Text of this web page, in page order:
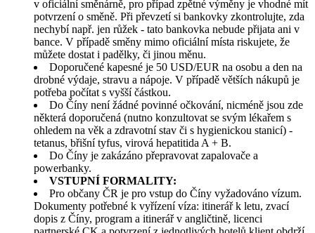
v oficiální směnárně, pro případ zpětné výměny je vhodné mít
potvrzení o směně. Při převzetí si bankovky zkontrolujte, zda
nechybí např. jen růžek - tato bankovka nebude přijata ani v
bance. V případě směny mimo oficiální místa riskujete, že
můžete dostat i padělky, či jinou měnu.
Doporučené kapesné je 50 USD/EUR na osobu a den na
drobné výdaje, stravu a nápoje. V případě větších nákupů je
potřeba počítat s vyšší částkou.
Do Číny není žádné povinné očkování, nicméně jsou zde
některá doporučená (nutno konzultovat se svým lékařem s
ohledem na věk a zdravotní stav či s hygienickou stanicí) -
tetanus, břišní tyfus, virová hepatitida A + B.
Do Číny je zakázáno přepravovat zapalovače a
powerbanky.
VSTUPNÍ FORMALITY:
Pro občany ČR je pro vstup do Číny vyžadováno vízum.
Dokumenty potřebné k vyřízení víza: itinerář k letu, zvací
dopis z Číny, program a itinerář v angličtině, licenci